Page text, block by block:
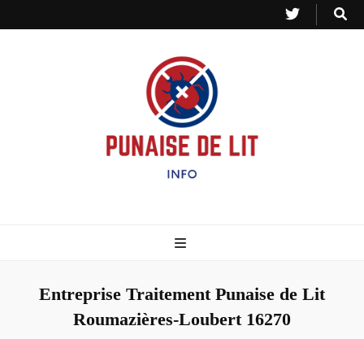
– Info
Entreprise Traitement Punaise de Lit
Roumazières-Loubert 16270